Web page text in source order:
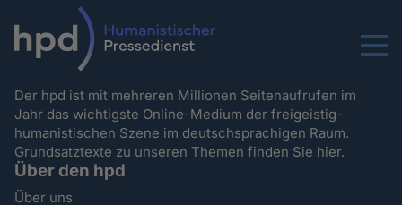
Menu
Der hpd ist mit mehreren Millionen Seitenaufrufen im
Jahr das wichtigste Online-Medium der freigeistig-
humanistischen Szene im deutschsprachigen Raum.
Grundsatztexte zu unseren Themenfinden Sie hier.
Über den hpd
Über uns